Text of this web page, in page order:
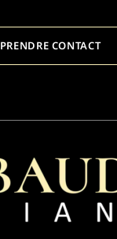
PRENDRE CONTACT